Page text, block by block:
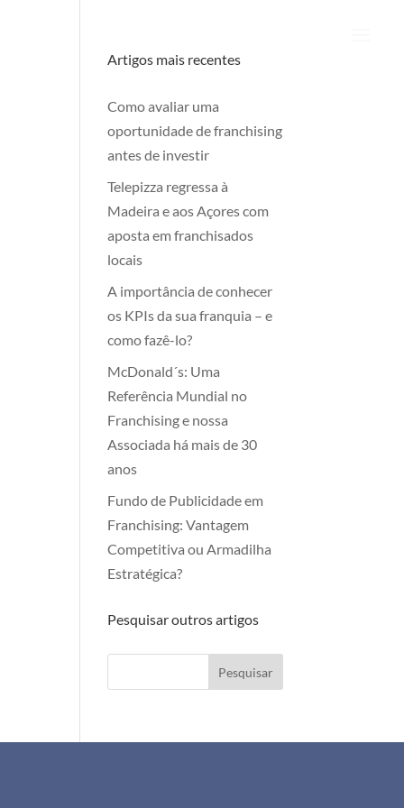
Artigos mais recentes
Como avaliar uma
oportunidade de franchising
antes de investir
Telepizza regressa à
Madeira e aos Açores com
aposta em franchisados
locais
A importância de conhecer
os KPIs da sua franquia – e
como fazê-lo?
McDonald´s: Uma
Referência Mundial no
Franchising e nossa
Associada há mais de 30
anos
Fundo de Publicidade em
Franchising: Vantagem
Competitiva ou Armadilha
Estratégica?
Pesquisar outros artigos
Pesquisar